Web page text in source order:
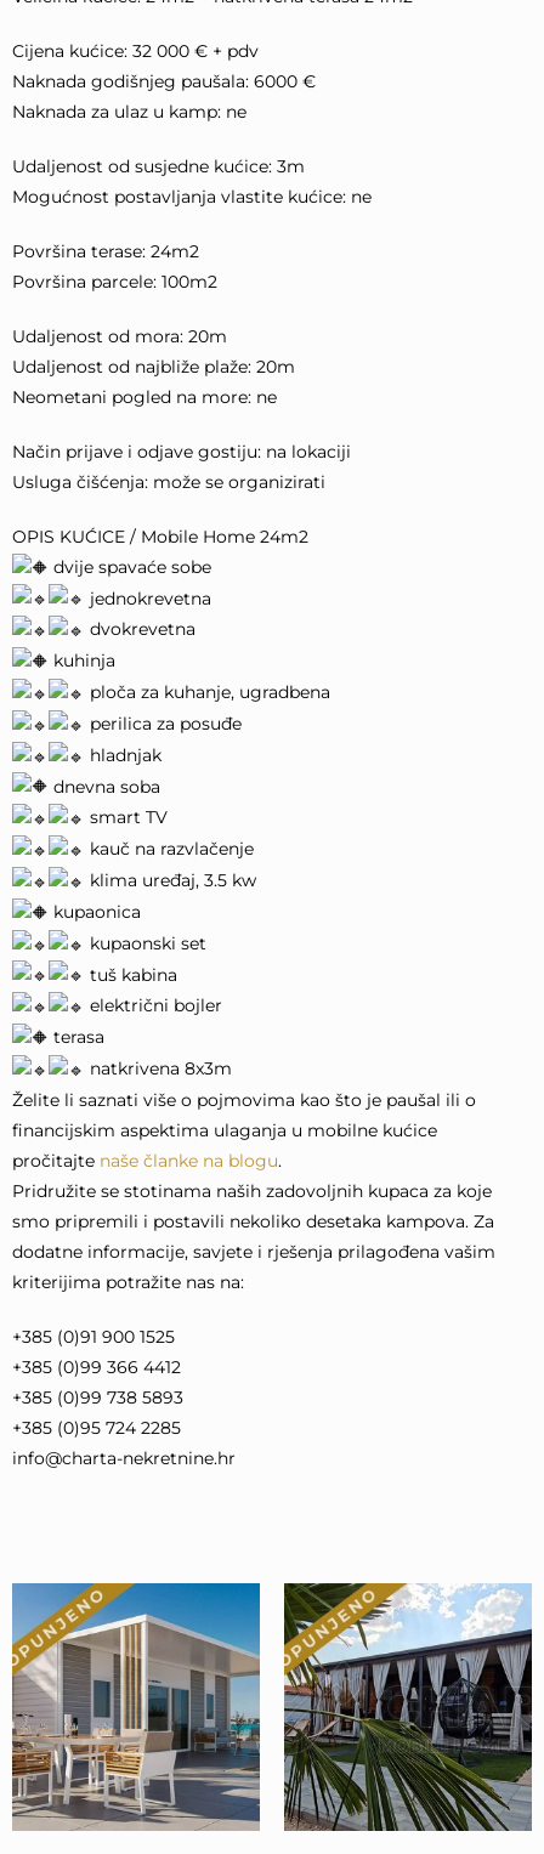
Cijena kućice: 32 000 € + pdv
Naknada godišnjeg paušala: 6000 €
Naknada za ulaz u kamp: ne
Udaljenost od susjedne kućice: 3m
Mogućnost postavljanja vlastite kućice: ne
Površina terase: 24m2
Površina parcele: 100m2
Udaljenost od mora: 20m
Udaljenost od najbliže plaže: 20m
Neometani pogled na more: ne
Način prijave i odjave gostiju: na lokaciji
Usluga čišćenja: može se organizirati
OPIS KUĆICE / Mobile Home 24m2
dvije spavaće sobe
jednokrevetna
dvokrevetna
kuhinja
ploča za kuhanje, ugradbena
perilica za posuđe
hladnjak
dnevna soba
smart TV
kauč na razvlačenje
klima uređaj, 3.5 kw
kupaonica
kupaonski set
tuš kabina
električni bojler
terasa
natkrivena 8x3m
Želite li saznati više o pojmovima kao što je paušal ili o
financijskim aspektima ulaganja u mobilne kućice
pročitajte naše članke na blogu.
Pridružite se stotinama naših zadovoljnih kupaca za koje
smo pripremili i postavili nekoliko desetaka kampova. Za
dodatne informacije, savjete i rješenja prilagođena vašim
kriterijima potražite nas na:
+385 (0)91 900 1525
+385 (0)99 366 4412
+385 (0)99 738 5893
+385 (0)95 724 2285
info@charta-nekretnine.hr